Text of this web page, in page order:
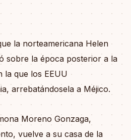
la norteamericana Helen
sobre la época posterior a la
la que los EEUU
arrebatándosela a Méjico.
Moreno Gonzaga,
vuelve a su casa de la